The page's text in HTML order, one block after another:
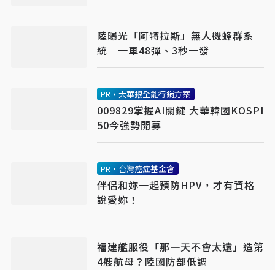
陸曝光「阿特拉斯」無人機蜂群系
統 一車48彈、3秒一發
PR・大華銀全能行銷方案
009829掌握AI關鍵 大華韓國KOSPI
50今強勢開募
PR・台灣癌症基金會
伴侶和妳一起預防HPV，才有資格
說愛妳！
福建艦服役「那一天不會太遠」造第
4艘航母？陸國防部低調